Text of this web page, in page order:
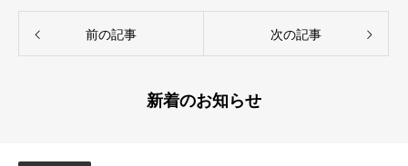
前の記事 次の記事
新着のお知らせ